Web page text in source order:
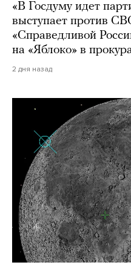
«В Госдуму идет
выступает против
«Справедливой
на «Яблоко» в
2 дня назад